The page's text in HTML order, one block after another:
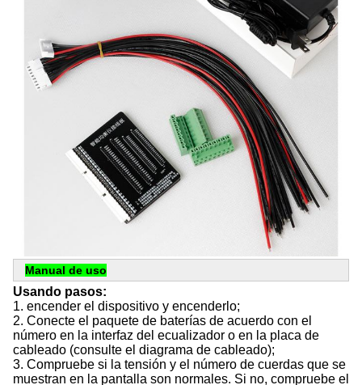
Manual de uso
Usando pasos:
1. encender el dispositivo y encenderlo;
2. Conecte el paquete de baterías de acuerdo con el
número en la interfaz del ecualizador o en la placa de
cableado (consulte el diagrama de cableado);
3. Compruebe si la tensión y el número de cuerdas que se
muestran en la pantalla son normales. Si no, compruebe el